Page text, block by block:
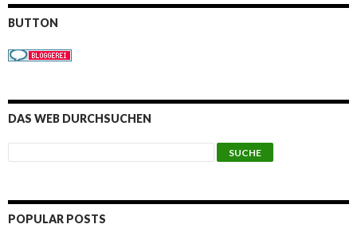
BUTTON
DAS WEB DURCHSUCHEN
POPULAR POSTS